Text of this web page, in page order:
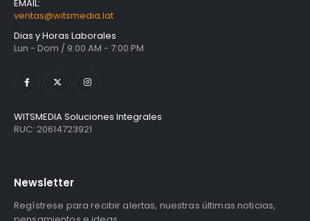
EMAIL:
ventas@witsmedia.lat
Dias y Horas Laborales
Lun - Dom / 9:00 AM - 7:00 PM
WITSMEDIA Soluciones Integrales
RUC: 20614723921
Newsletter
Regístrese para recibir alertas, nuestras últimas noticias,